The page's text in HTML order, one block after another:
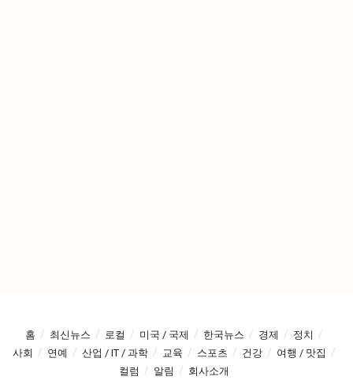
홈 최신뉴스 로컬 미국 / 국제 한국뉴스 경제
정치
사회
연예 산업 / IT / 과학 교육 스포츠 건강
여행 / 맛집
컬럼
알림 회사소개